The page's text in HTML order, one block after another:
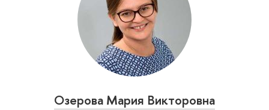
Озерова Мария Викторовна